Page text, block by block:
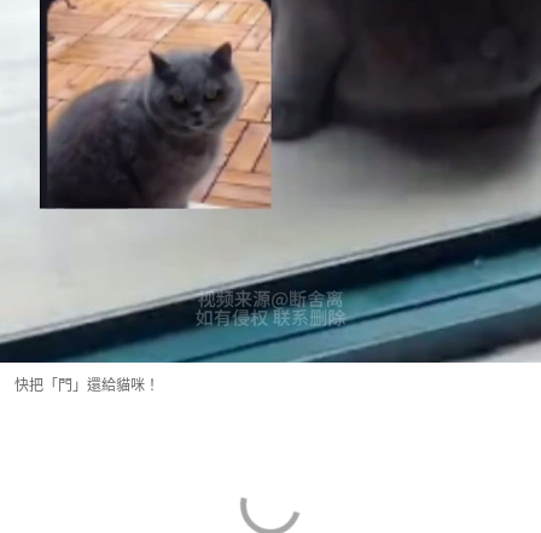
快把「門」還給貓咪！